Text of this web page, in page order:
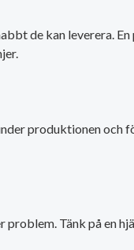
de kan leverera.
produktionen och
Tänk på en